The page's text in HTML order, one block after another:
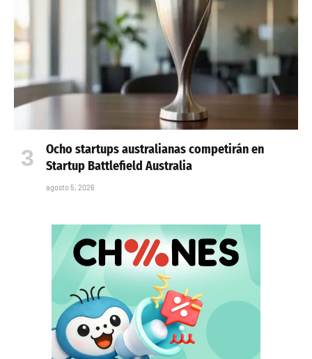
Ocho startups australianas competirán en
Startup Battlefield Australia
agosto 5, 2026